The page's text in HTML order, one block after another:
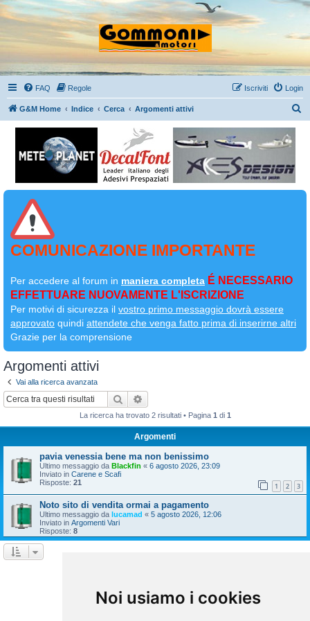
Noi usiamo i cookies
FAQ Regole Login
Iscriviti
G&M Home Indice Cerca Argomenti attivi
COMUNICAZIONE IMPORTANTE
Per accedere al forum in maniera completa É NECESSARIO
EFFETTUARE NUOVAMENTE L'ISCRIZIONE
Per motivi di sicurezza il vostro primo messaggio dovrà essere
approvato quindi attendete che venga fatto prima di inserirne altri
Grazie per la comprensione
Argomenti attivi
Vai alla ricerca avanzata
Cerca
La ricerca ha trovato 2 risultati • Pagina 1 di 1
Argomenti
pavia venessia bene ma non benissimo
Ultimo messaggio da Blackfin « 6 agosto 2026, 23:09
Inviato in Carene e Scafi
Risposte: 21 1 2 3
Noto sito di vendita ormai a pagamento
Ultimo messaggio da lucamad « 5 agosto 2026, 12:06
Inviato in Argomenti Vari
Risposte: 8